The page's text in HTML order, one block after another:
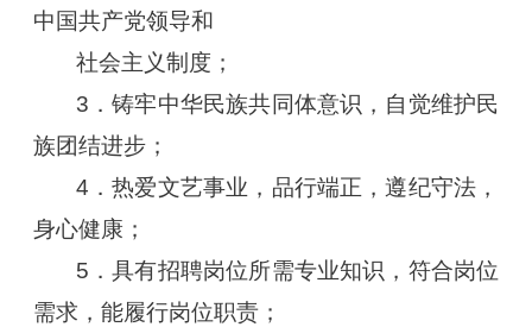
中国共产党领导和
社会主义制度；
3．铸牢中华民族共同体意识，自觉维护民
族团结进步；
4．热爱文艺事业，品行端正，遵纪守法，
身心健康；
5．具有招聘岗位所需专业知识，符合岗位
需求，能履行岗位职责；